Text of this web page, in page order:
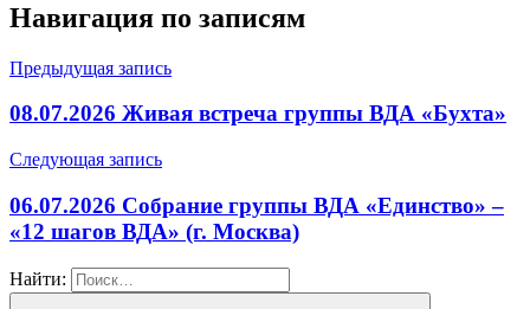
Навигация по записям
Предыдущая запись
08.07.2026 Живая встреча группы ВДА «Бухта»
Следующая запись
06.07.2026 Собрание группы ВДА «Единство» –
«12 шагов ВДА» (г. Москва)
Найти: